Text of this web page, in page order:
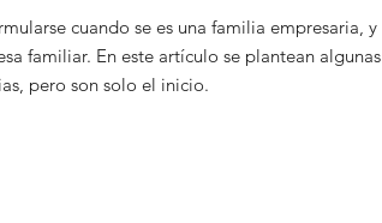
cuando se es una familia empresaria, y
familiar. En este artículo se plantean algunas
pero son solo el inicio.